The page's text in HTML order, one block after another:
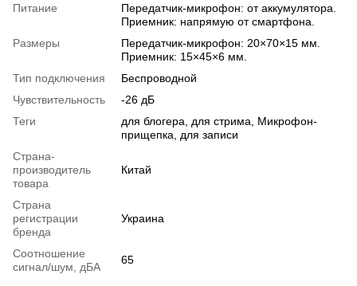
Питание
Передатчик-микрофон: от аккумулятора.
Приемник: напрямую от смартфона.
Размеры
Передатчик-микрофон: 20×70×15 мм.
Приемник: 15×45×6 мм.
Тип подключения
Беспроводной
Чувствительность
-26 дБ
Теги
для блогера, для стрима, Микрофон-
прищепка, для записи
Страна-
производитель
товара
Китай
Страна
регистрации
бренда
Украина
Соотношение
сигнал/шум, дБА
65